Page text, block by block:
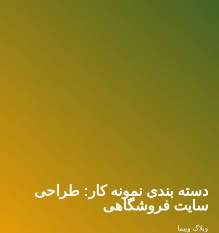
دسته بندی نمونه کار: طراحی
سایت فروشگاهی
وبلاگ وبیما